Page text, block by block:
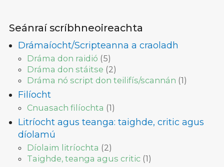
Seánraí scríbhneoireachta
Drámaíocht/Scripteanna a craoladh
Dráma don raidió (5)
Dráma don stáitse (2)
Dráma nó script don teilifís/scannán (1)
Filíocht
Cnuasach filíochta (1)
Litríocht agus teanga: taighde, critic agus
díolamú
Díolaim litríochta (2)
Taighde, teanga agus critic (1)